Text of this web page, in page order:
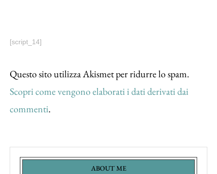
[script_14]
Questo sito utilizza Akismet per ridurre lo spam.
Scopri come vengono elaborati i dati derivati dai
commenti.
ABOUT ME